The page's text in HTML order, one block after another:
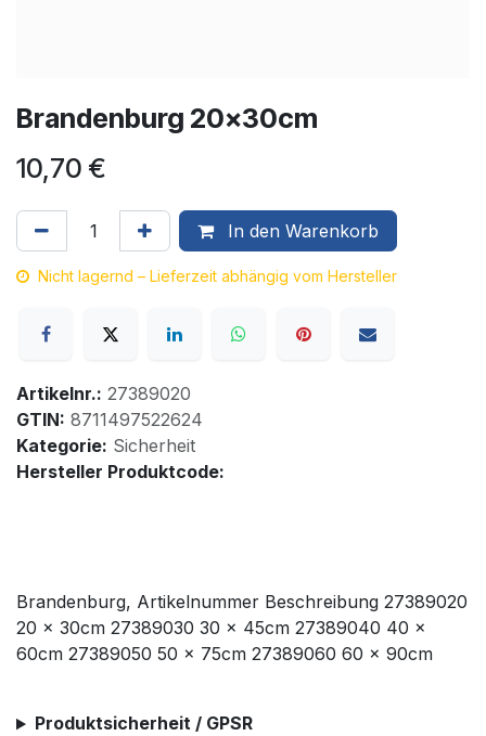
Brandenburg 20x30cm
10,70 €
In den Warenkorb
Nicht lagernd – Lieferzeit abhängig vom Hersteller
Artikelnr.: 27389020
GTIN: 8711497522624
Kategorie: Sicherheit
Hersteller Produktcode:
Brandenburg, Artikelnummer Beschreibung 27389020
20 x 30cm 27389030 30 x 45cm 27389040 40 x
60cm 27389050 50 x 75cm 27389060 60 x 90cm
Produktsicherheit / GPSR